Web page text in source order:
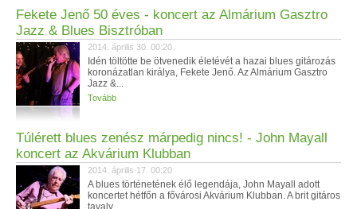
Fekete Jenő 50 éves - koncert az Almárium Gasztro
Jazz & Blues Bisztróban
2014. április 30. 00:20
Idén töltötte be ötvenedik életévét a hazai blues gitározás
koronázatlan királya, Fekete Jenő. Az Almárium Gasztro
Jazz &...
Tovább
Túlérett blues zenész márpedig nincs! - John Mayall
koncert az Akvárium Klubban
2014. április 17. 00:20
A blues történetének élő legendája, John Mayall adott
koncertet hétfőn a fővárosi Akvárium Klubban. A brit gitáros
tavaly...